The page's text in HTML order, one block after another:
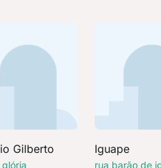
Gilberto Iguape
rua barão de